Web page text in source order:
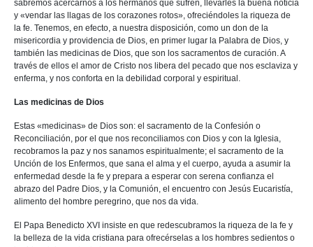
sabremos acercarnos a los hermanos que sufren, llevarles la buena noticia
y «vendar las llagas de los corazones rotos», ofreciéndoles la riqueza de
la fe. Tenemos, en efecto, a nuestra disposición, como un don de la
misericordia y providencia de Dios, en primer lugar la Palabra de Dios, y
también las medicinas de Dios, que son los sacramentos de curación. A
través de ellos el amor de Cristo nos libera del pecado que nos esclaviza y
enferma, y nos conforta en la debilidad corporal y espiritual.
Las medicinas de Dios
Estas «medicinas» de Dios son: el sacramento de la Confesión o
Reconciliación, por el que nos reconciliamos con Dios y con la Iglesia,
recobramos la paz y nos sanamos espiritualmente; el sacramento de la
Unción de los Enfermos, que sana el alma y el cuerpo, ayuda a asumir la
enfermedad desde la fe y prepara a esperar con serena confianza el
abrazo del Padre Dios, y la Comunión, el encuentro con Jesús Eucaristía,
alimento del hombre peregrino, que nos da vida.
El Papa Benedicto XVI insiste en que redescubramos la riqueza de la fe y
la belleza de la vida cristiana para ofrecérselas a los hombres sedientos o